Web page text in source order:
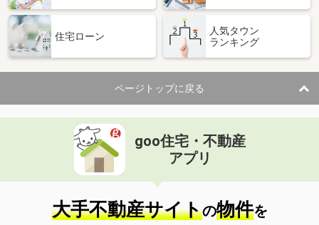
住宅ローン
人気タウン
ランキング
ページトップに戻る
goo住宅・不動産
アプリ
大手不動産サイトの物件を